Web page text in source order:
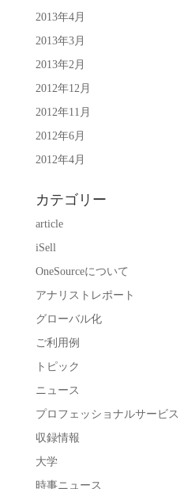
2013年4月
2013年3月
2013年2月
2012年12月
2012年11月
2012年6月
2012年4月
カテゴリー
article
iSell
OneSourceについて
アナリストレポート
グローバル化
ご利用例
トピック
ニュース
プロフェッショナルサービス
収録情報
大学
時事ニュース